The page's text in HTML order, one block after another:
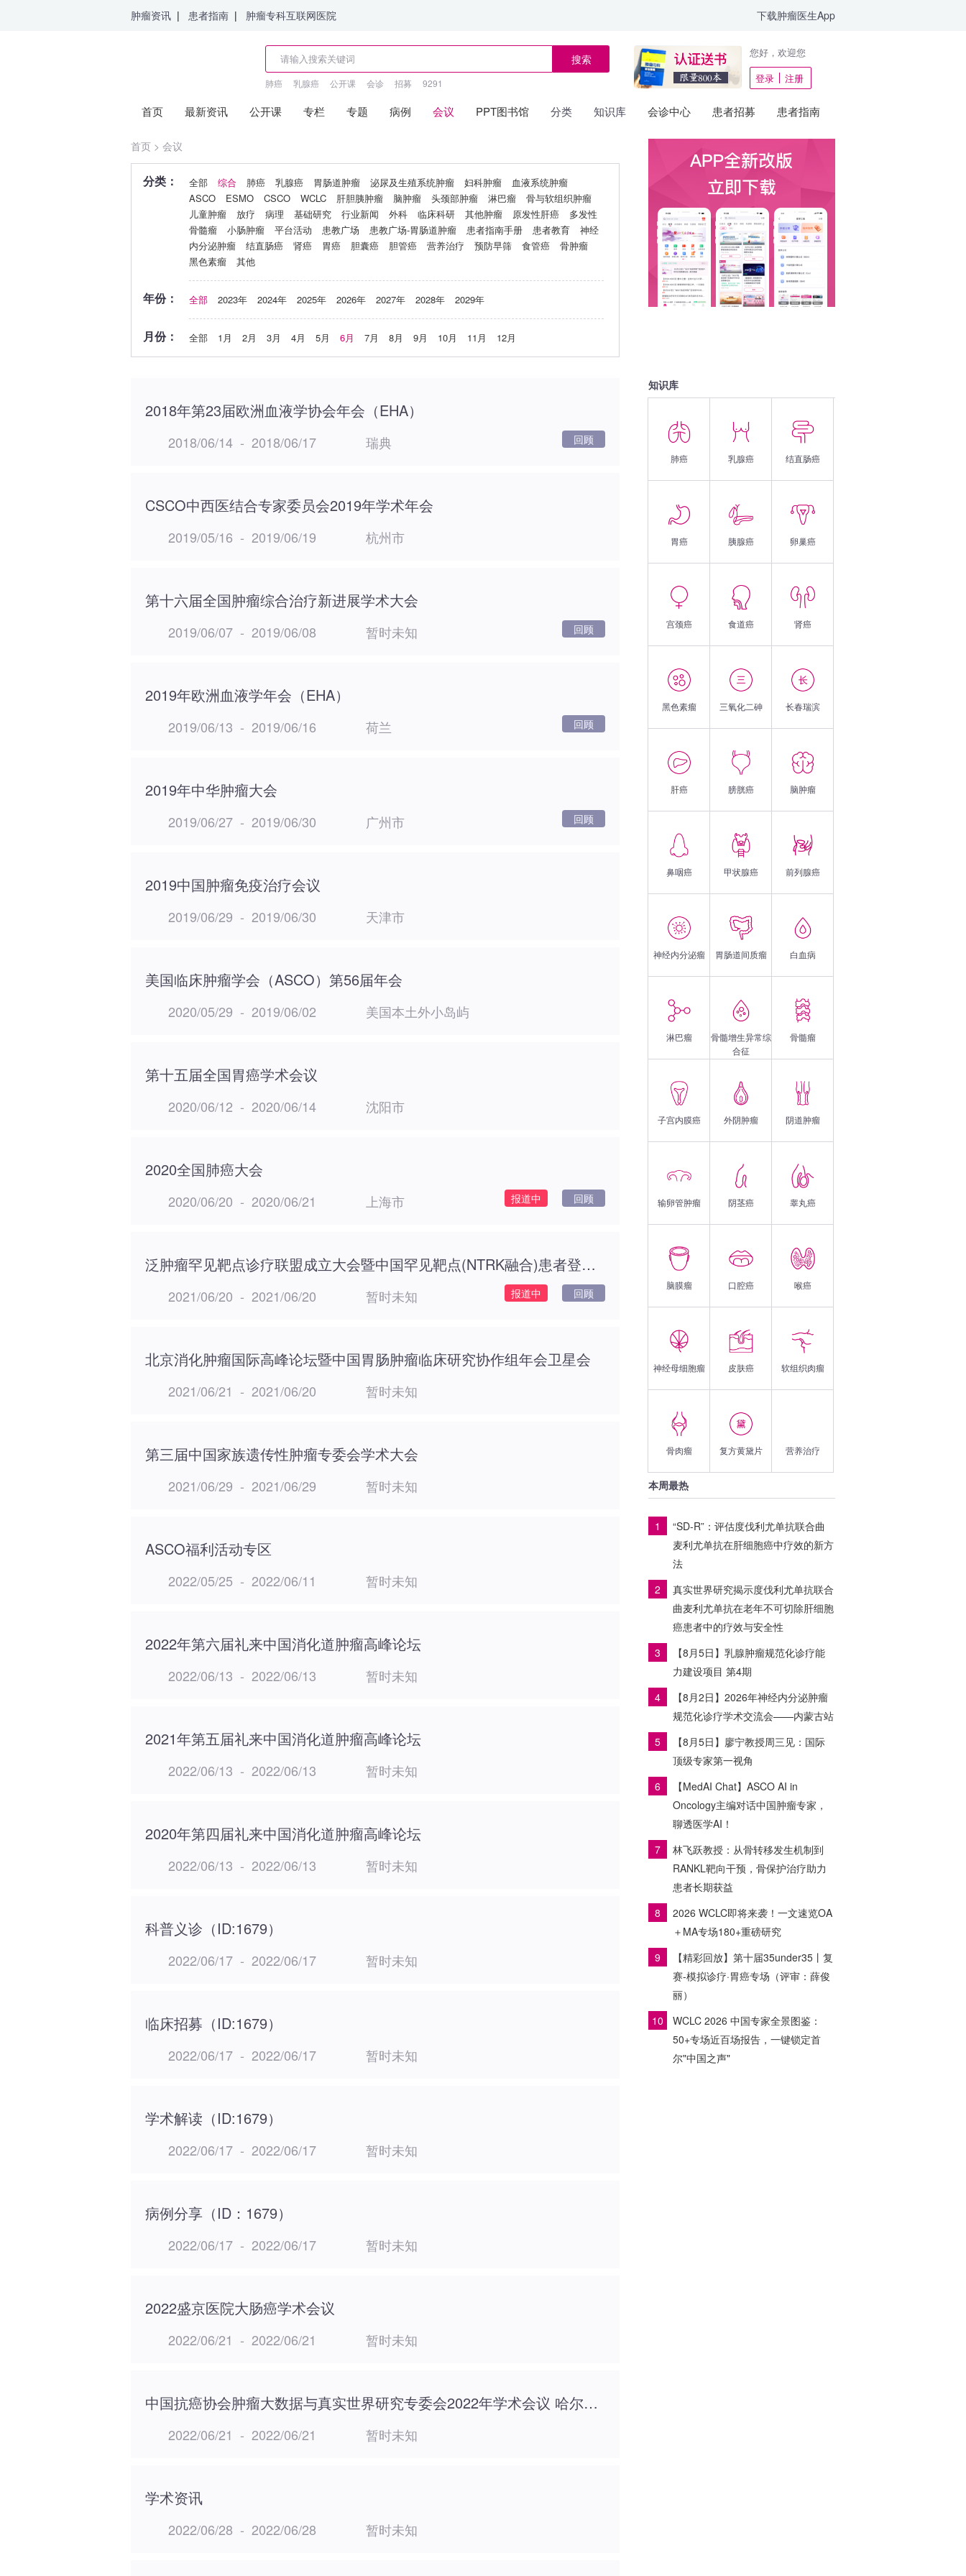
肿瘤资讯 | 患者指南 | 肿瘤专科互联网医院 下载肿瘤医生App
搜索
肺癌 乳腺癌 公开课 会诊 招募 9291
您好，欢迎您
登录
注册
首页 最新资讯 公开课 专栏 专题 病例 会议 PPT图书馆 分类 知识库 会诊中心 患者招募 患者指南
知识库
肺癌 乳腺癌 结直肠癌
胃癌 胰腺癌 卵巢癌
宫颈癌 食道癌 肾癌
黑色素瘤 三氧化二砷 长春瑞滨
肝癌 膀胱癌 脑肿瘤
鼻咽癌 甲状腺癌 前列腺癌
神经内分泌瘤 胃肠道间质瘤 白血病
淋巴瘤
骨髓增生异常综
合征
骨髓瘤
子宫内膜癌 外阴肿瘤 阴道肿瘤
输卵管肿瘤 阴茎癌 睾丸癌
脑膜瘤 口腔癌 喉癌
神经母细胞瘤 皮肤癌 软组织肉瘤
骨肉瘤 复方黄黛片 营养治疗
本周最热
1
“SD-R”：评估度伐利尤单抗联合曲
麦利尤单抗在肝细胞癌中疗效的新方
法
2
真实世界研究揭示度伐利尤单抗联合
曲麦利尤单抗在老年不可切除肝细胞
癌患者中的疗效与安全性
3
【8月5日】乳腺肿瘤规范化诊疗能
力建设项目 第4期
4
【8月2日】2026年神经内分泌肿瘤
规范化诊疗学术交流会——内蒙古站
5
【8月5日】廖宁教授周三见：国际
顶级专家第一视角
6
【MedAI Chat】ASCO AI in
Oncology主编对话中国肿瘤专家，
聊透医学AI！
7
林飞跃教授：从骨转移发生机制到
RANKL靶向干预，骨保护治疗助力
患者长期获益
8
2026 WCLC即将来袭！一文速览OA
＋MA专场180+重磅研究
9
【精彩回放】第十届35under35丨复
赛-模拟诊疗·胃癌专场（评审：薛俊
丽）
10
WCLC 2026 中国专家全景图鉴：
50+专场近百场报告，一键锁定首
尔"中国之声"
首页 > 会议
分类： 全部 综合 肺癌 乳腺癌 胃肠道肿瘤 泌尿及生殖系统肿瘤 妇科肿瘤
血液系统肿瘤
ASCO
ESMO CSCO WCLC 肝胆胰肿瘤 脑肿瘤 头颈部肿瘤 淋巴瘤
骨与软组织肿瘤
儿童肿瘤
放疗 病理 基础研究 行业新闻 外科 临床科研 其他肿瘤 原发性肝癌
多发性
骨髓瘤
小肠肿瘤 平台活动 患教广场 患教广场-胃肠道肿瘤 患者指南手册 患者教育
神经
内分泌肿瘤
结直肠癌 肾癌 胃癌 胆囊癌 胆管癌 营养治疗 预防早筛 食管癌
骨肿瘤
黑色素瘤
其他
年份： 全部 2023年 2024年 2025年 2026年 2027年 2028年 2029年
月份： 全部 1月 2月 3月 4月 5月 6月 7月 8月 9月 10月 11月 12月
2018年第23届欧洲血液学协会年会（EHA）
2018/06/14 - 2018/06/17 瑞典 回顾
CSCO中西医结合专家委员会2019年学术年会
2019/05/16 - 2019/06/19 杭州市
第十六届全国肿瘤综合治疗新进展学术大会
2019/06/07 - 2019/06/08 暂时未知 回顾
2019年欧洲血液学年会（EHA）
2019/06/13 - 2019/06/16 荷兰 回顾
2019年中华肿瘤大会
2019/06/27 - 2019/06/30 广州市 回顾
2019中国肿瘤免疫治疗会议
2019/06/29 - 2019/06/30 天津市
美国临床肿瘤学会（ASCO）第56届年会
2020/05/29 - 2019/06/02 美国本土外小岛屿
第十五届全国胃癌学术会议
2020/06/12 - 2020/06/14 沈阳市
2020全国肺癌大会
2020/06/20 - 2020/06/21 上海市 回顾
报道中
泛肿瘤罕见靶点诊疗联盟成立大会暨中国罕见靶点(NTRK融合)患者登记研究启动会
2021/06/20 - 2021/06/20 暂时未知 回顾
报道中
北京消化肿瘤国际高峰论坛暨中国胃肠肿瘤临床研究协作组年会卫星会
2021/06/21 - 2021/06/20 暂时未知
第三届中国家族遗传性肿瘤专委会学术大会
2021/06/29 - 2021/06/29 暂时未知
ASCO福利活动专区
2022/05/25 - 2022/06/11 暂时未知
2022年第六届礼来中国消化道肿瘤高峰论坛
2022/06/13 - 2022/06/13 暂时未知
2021年第五届礼来中国消化道肿瘤高峰论坛
2022/06/13 - 2022/06/13 暂时未知
2020年第四届礼来中国消化道肿瘤高峰论坛
2022/06/13 - 2022/06/13 暂时未知
科普义诊（ID:1679）
2022/06/17 - 2022/06/17 暂时未知
临床招募（ID:1679）
2022/06/17 - 2022/06/17 暂时未知
学术解读（ID:1679）
2022/06/17 - 2022/06/17 暂时未知
病例分享（ID：1679）
2022/06/17 - 2022/06/17 暂时未知
2022盛京医院大肠癌学术会议
2022/06/21 - 2022/06/21 暂时未知
中国抗癌协会肿瘤大数据与真实世界研究专委会2022年学术会议 哈尔滨医科大学附属肿瘤医院建院50周年学术活动暨2022年冰城消化系统肿瘤学术会议
2022/06/21 - 2022/06/21 暂时未知
学术资讯
2022/06/28 - 2022/06/28 暂时未知